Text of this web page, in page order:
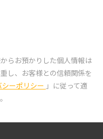
らお預かりした個人情報は
し、 お客様との信頼関係を
ーポリシー 」に従って適